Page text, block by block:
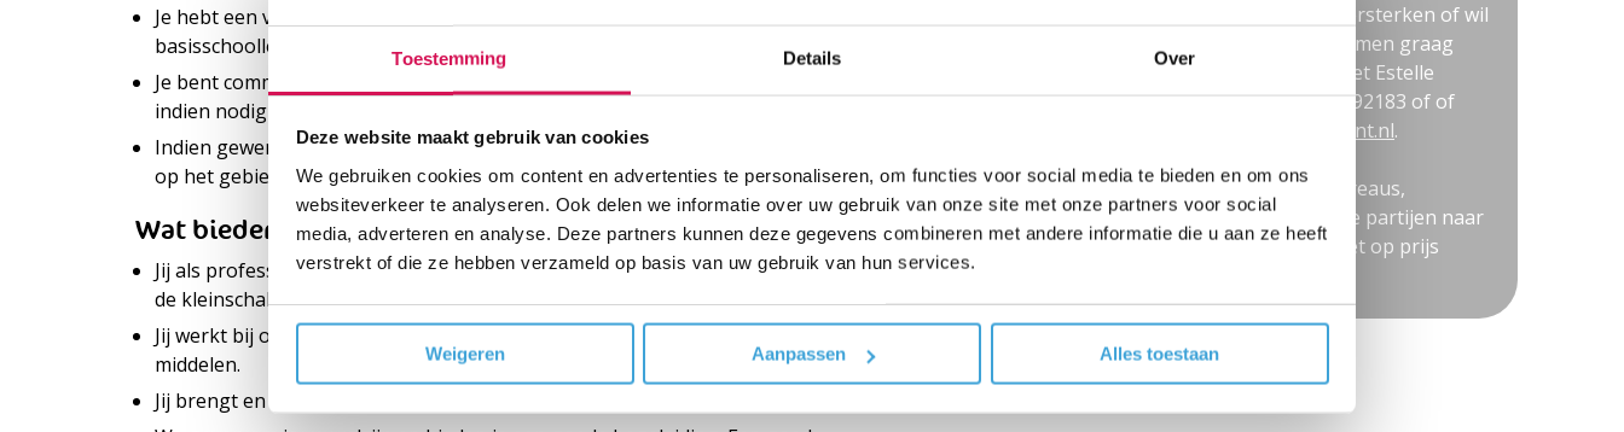
Toestemming Details Over
Deze website maakt gebruik van cookies
We gebruiken cookies om content en advertenties te personaliseren, om functies voor social media te bieden en om ons
websiteverkeer te analyseren. Ook delen we informatie over uw gebruik van onze site met onze partners voor social
media, adverteren en analyse. Deze partners kunnen deze gegevens combineren met andere informatie die u aan ze heeft
verstrekt of die ze hebben verzameld op basis van uw gebruik van hun services.
Weigeren Aanpassen Alles toestaan
Je hebt een visie op de lichamelijke ontwikkeling van kinderen in de
basisschoolleeftijd en de inzet van uitdagende en professionele gymlessen hierin
Je bent communicatief sterk, enthousiast en bereid om je verder te ontwikkelen
indien nodig
Indien gewenst kun je een bijdrage leveren aan professionalisering van je collega's
op het gebied van bewegingsonderwijs, bijvoorbeeld in de Octant Academie
Wat bieden wij jou?
Jij als professional beweegt je makkelijk en vloeiend binnen ons kindcentrum door
de kleinschaligheid (kleine groepen van 18-25 leerlingen).
Jij werkt bij ons vanuit de leerlijn in een gestructureerde omgeving met voldoende
middelen.
Jij brengt en houdt de goede sfeer in ons leuke team.
en kijk je er naar uit om ons team te versterken of wil
je graag eerst meer informatie? We komen graag
met jou in contact! Neem contact op met Estelle
Huisman, directeur Schatkaart, 015-3692183 of of
e.huisman@octant.nl.
Acquisitie door werving- en selectiebureaus,
uitzendbureaus of andere commerciële partijen naar
aanleiding van deze vacature wordt niet op prijs